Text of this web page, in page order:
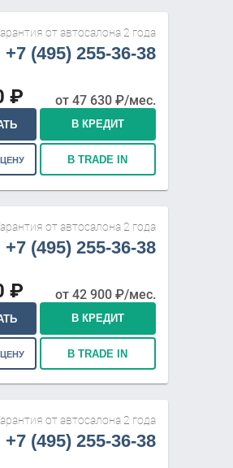
от автосалона 2 года
+7 (495) 255-36-38
₽ от 47 630₽/мес.
В КРЕДИТ
В TRADE IN
от автосалона 2 года
+7 (495) 255-36-38
₽ от 42 900₽/мес.
В КРЕДИТ
В TRADE IN
от автосалона 2 года
+7 (495) 255-36-38